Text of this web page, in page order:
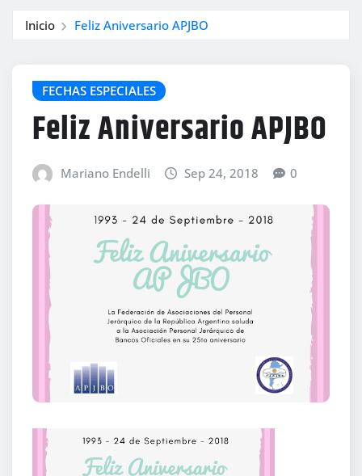
Inicio Feliz Aniversario APJBO
FECHAS ESPECIALES
Feliz Aniversario APJBO
Mariano Endelli Sep 24, 2018 0